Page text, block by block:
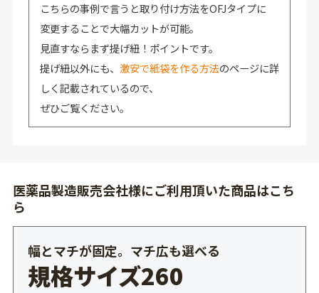
こちらの事例で言うと取り付け方法をOFJタイプに
変更することで大幅カットが可能。
見直すならまず提げ紐！ポイントです。
提げ紐以外にも、 激安で紙袋を作る方法のページに詳
しく記載されているので、
ぜひご覧ください。
医薬品製造販売会社様にご利用頂いた商品はこち
ら
幅とマチが固定。マチ広も選べる
規格サイズ260